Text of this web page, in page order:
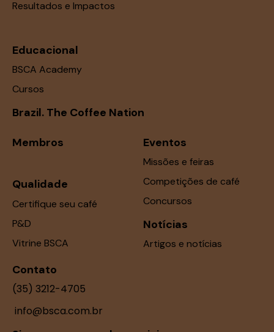
Resultados e Impactos
Educacional
BSCA Academy
Cursos
Brazil. The Coffee Nation
Membros
Qualidade
Certifique seu café
P&D
Vitrine BSCA
Eventos
Missões e feiras
Competições de café
Concursos
Notícias
Artigos e notícias
Contato
(35) 3212-4705
info@bsca.com.br